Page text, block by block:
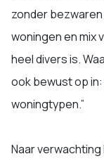
zonder
woningen en mix
heel divers is.
ook bewust op
woningtypen.”
Naar